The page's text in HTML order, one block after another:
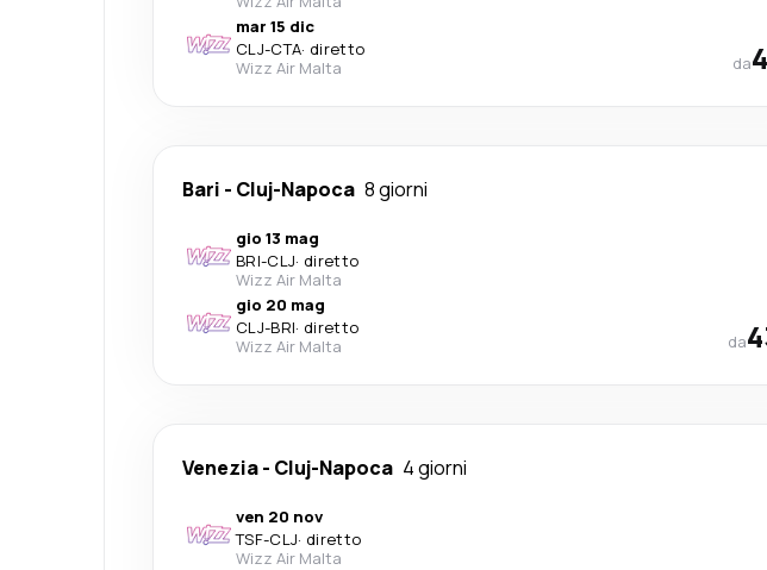
mar 15 dic
CLJ-CTA· diretto
Wizz Air Malta
da
Bari - Cluj-Napoca 8 giorni
gio 13 mag
BRI-CLJ· diretto
Wizz Air Malta
gio 20 mag
CLJ-BRI· diretto
Wizz Air Malta
da
Venezia- Cluj-Napoca 4 giorni
ven 20 nov
TSF-CLJ· diretto
Wizz Air Malta